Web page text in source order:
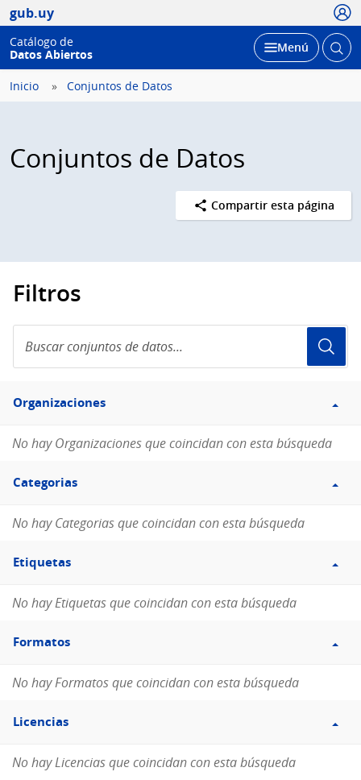
gub.uy
Catálogo de
Datos Abiertos
Desplegar
Menú Abrir
Inicio Conjuntos de Datos
Conjuntos de Datos
Compartir esta página
Filtros
conjuntos
de
Filtro
Organizaciones
Organizaciones
No hay Organizaciones que coincidan con esta búsqueda
Filtro
Categorias
Categorias
No hay Categorias que coincidan con esta búsqueda
Filtro
Etiquetas
Etiquetas
No hay Etiquetas que coincidan con esta búsqueda
Filtro
Formatos
Formatos
No hay Formatos que coincidan con esta búsqueda
Filtro
Licencias
Licencias
No hay Licencias que coincidan con esta búsqueda